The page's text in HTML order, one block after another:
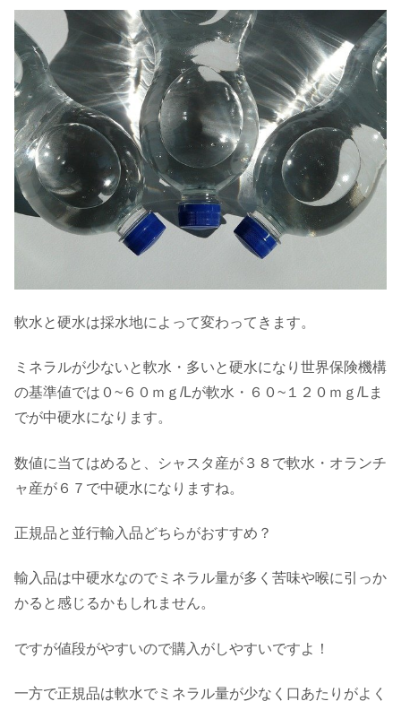
軟水と硬水は採水地によって変わってきます。
ミネラルが少ないと軟水・多いと硬水になり世界保険機構
の基準値では０~６０ｍｇ/Lが軟水・６０~１２０ｍｇ/Lま
でが中硬水になります。
数値に当てはめると、シャスタ産が３８で軟水・オランチ
ャ産が６７で中硬水になりますね。
正規品と並行輸入品どちらがおすすめ？
輸入品は中硬水なのでミネラル量が多く苦味や喉に引っか
かると感じるかもしれません。
ですが値段がやすいので購入がしやすいですよ！
一方で正規品は軟水でミネラル量が少なく口あたりがよく